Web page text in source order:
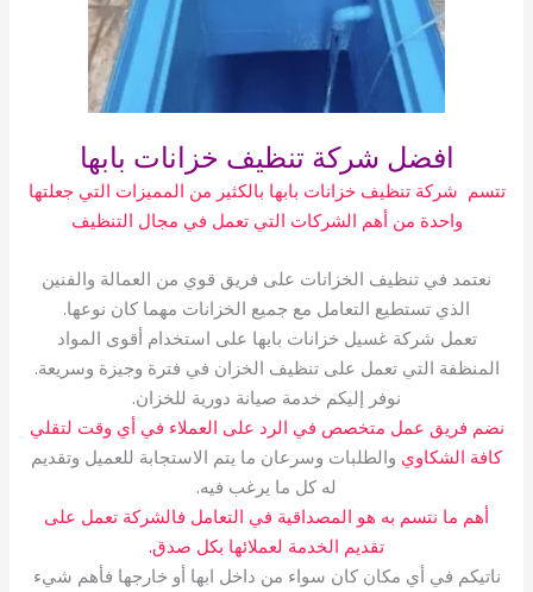
افضل شركة تنظيف خزانات بابها
تتسم شركة تنظيف خزانات بابها بالكثير من المميزات التي جعلتها
واحدة من أهم الشركات التي تعمل في مجال التنظيف
نعتمد في تنظيف الخزانات على فريق قوي من العمالة والفنين
الذي تستطيع التعامل مع جميع الخزانات مهما كان نوعها.
تعمل شركة غسيل خزانات بابها على استخدام أقوى المواد
المنظفة التي تعمل على تنظيف الخزان في فترة وجيزة وسريعة.
نوفر إليكم خدمة صيانة دورية للخزان.
نضم فريق عمل متخصص في الرد على العملاء في أي وقت لتقلي
كافة الشكاوي والطلبات وسرعان ما يتم الاستجابة للعميل وتقديم
له كل ما يرغب فيه.
أهم ما نتسم به هو المصداقية في التعامل فالشركة تعمل على
تقديم الخدمة لعملائها بكل صدق.
ناتيكم في أي مكان كان سواء من داخل ابها أو خارجها فأهم شيء